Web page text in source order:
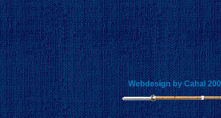
Webdesign by Cahal